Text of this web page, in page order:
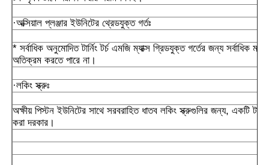
·অক্সিয়াল প্লঞ্জার ইউনিটের থ্রেডযুক্ত গর্তঃ
* সর্বাধিক অনুমোদিত টার্নিং টর্চ এমজি ম্যাক্স গ্রিডযুক্ত গর্তের জন্য সর্বাধিক
অতিক্রম করতে পারে না।
·লকিং স্ক্রুঃ
অক্ষীয় পিস্টন ইউনিটের সাথে সরবরাহিত ধাতব লকিং স্ক্রুগুলির জন্য, একটি
করা দরকার।